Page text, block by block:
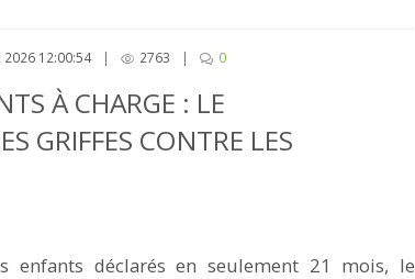
2026 12:00:54 | 2763 | 0
À CHARGE : LE
GRIFFES CONTRE LES
enfants déclarés en seulement 21 mois, le